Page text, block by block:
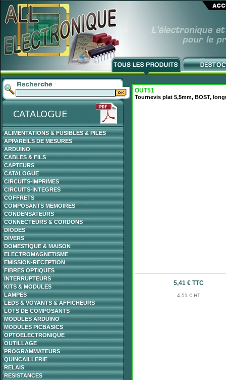
ALIMENTATIONS & FUSIBLES & PILES
APPAREILS DE MESURES
ARDUINO
CABLES & FILS
CAPTEURS
CATALOGUE
CIRCUITS-IMPRIMES
CIRCUITS-INTEGRES
COFFRETS
COMPOSANTS MEMOIRES
CONDENSATEURS
CONNECTEURS & CORDONS
DIODES
DIVERS
DOMESTIQUE & MAISON
ELECTROMAGNETISME
EMISSION-RECEPTION
FIBRES OPTIQUES
INTERRUPTEURS
KITS & MODULES
LAMPES
LEDS & VOYANTS & AFFICHEURS
LOTS DE COMPOSANTS
MODULES ARDUINO
MODULES PICBASICS
OPTOELECTRONIQUE
OUTILLAGE
PROGRAMMATEURS
QUINCAILLERIE
RELAIS
RESISTANCES
OUT51
Tournevis plat 5,5mm, BOST,
5,41 € TTC
4,51 € HT